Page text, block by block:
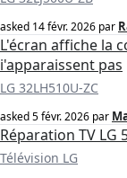
asked 14 févr. 2026 par
L'écran affiche la
i'apparaissent pas
LG 32LH510U-ZC
asked5 févr. 2026 par
Réparation TV LG
Télévision LG